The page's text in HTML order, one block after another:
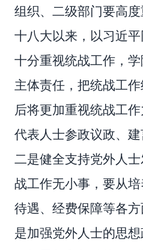
组织、二级部门要高
十八大以来，以习近
十分重视统战工作，
主体责任，把统战工
后将更加重视统战工
代表人士参政议政、建
二是健全支持党外人
战工作无小事，要从培
待遇、经费保障等各
是加强党外人士的思